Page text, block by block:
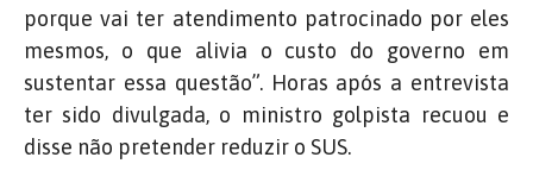
porque vai ter atendimento patrocinado por eles
mesmos, o que alivia o custo do governo em
sustentar essa questão”. Horas após a entrevista
ter sido divulgada, o ministro golpista recuou e
disse não pretender reduzir o SUS.